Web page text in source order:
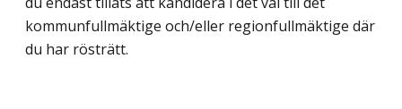
kommunfullmäktige och/eller regionfullmäktige där
du har rösträtt.